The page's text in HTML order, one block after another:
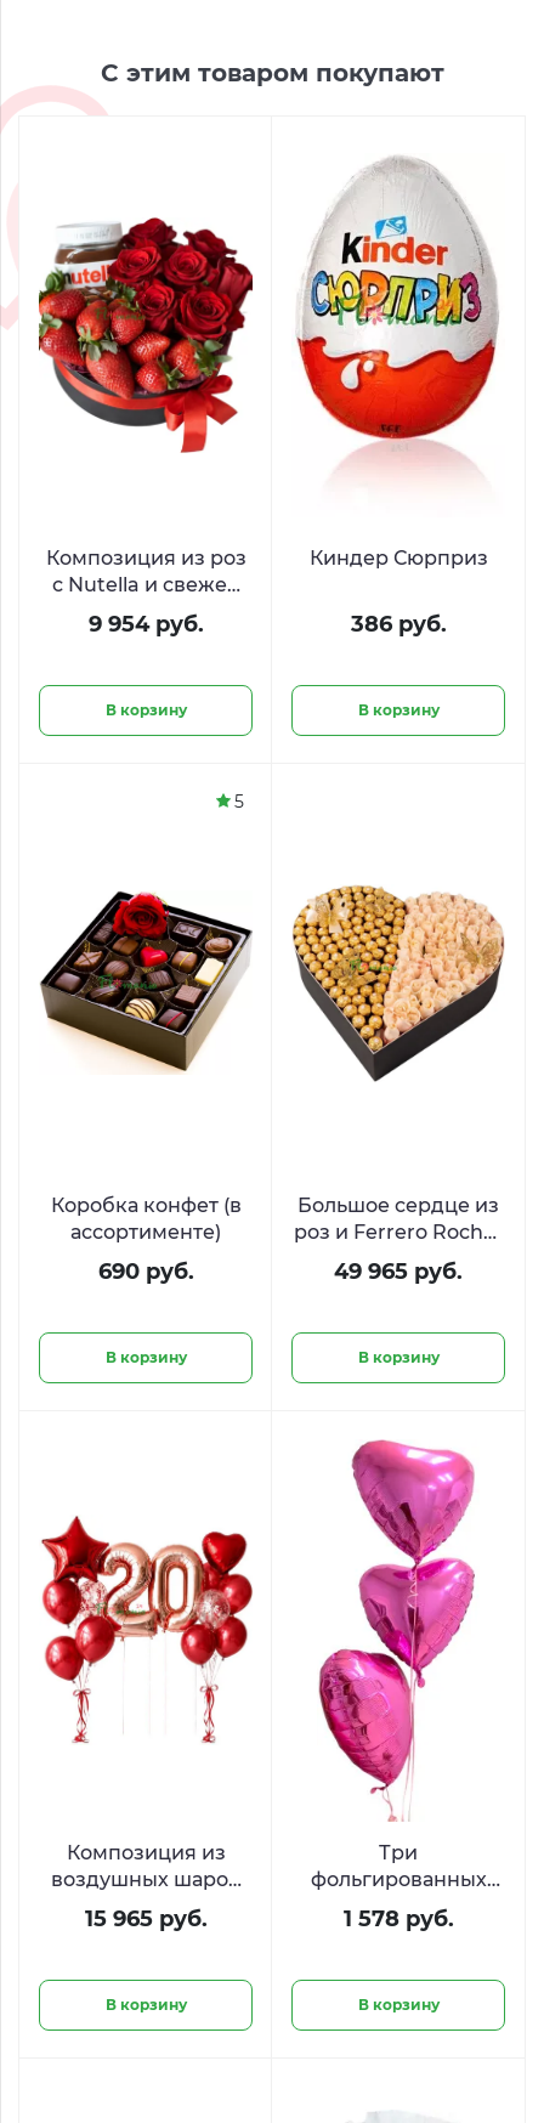
С этим товаром покупают
Композиция из роз
с Nutella и свежей
клубникой «Аромат
нежности»
9 954 руб.
В корзину
Киндер Сюрприз
386 руб.
В корзину
Коробка конфет (в
ассортименте)
690 руб.
В корзину
5
Большое сердце из
роз и Ferrero Rocher
«Слияние сердец»
49 965 руб.
В корзину
Композиция из
воздушных шаров
«Стильный юбилей
20 лет»
15 965 руб.
В корзину
Три
фольгированных
шара в форме
сердца
1 578 руб.
В корзину